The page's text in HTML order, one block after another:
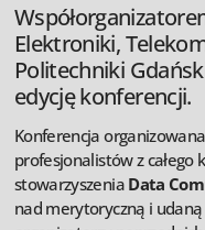
Elektroniki,
Politechniki
edycję konferencji.
Konferencja
profesjonalistów z całego
stowarzyszenia Data
nad merytoryczną i